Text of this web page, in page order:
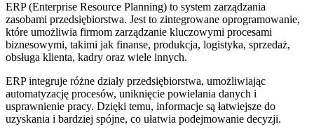
ERP (Enterprise Resource Planning) to system zarządzania
zasobami przedsiębiorstwa. Jest to zintegrowane oprogramowanie,
które umożliwia firmom zarządzanie kluczowymi procesami
biznesowymi, takimi jak finanse, produkcja, logistyka, sprzedaż,
obsługa klienta, kadry oraz wiele innych.
ERP integruje różne działy przedsiębiorstwa, umożliwiając
automatyzację procesów, uniknięcie powielania danych i
usprawnienie pracy. Dzięki temu, informacje są łatwiejsze do
uzyskania i bardziej spójne, co ułatwia podejmowanie decyzji.